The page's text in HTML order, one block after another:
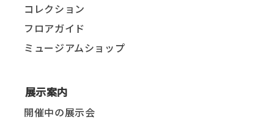
コレクション
フロアガイド
ミュージアムショップ
展示案内
開催中の展示会